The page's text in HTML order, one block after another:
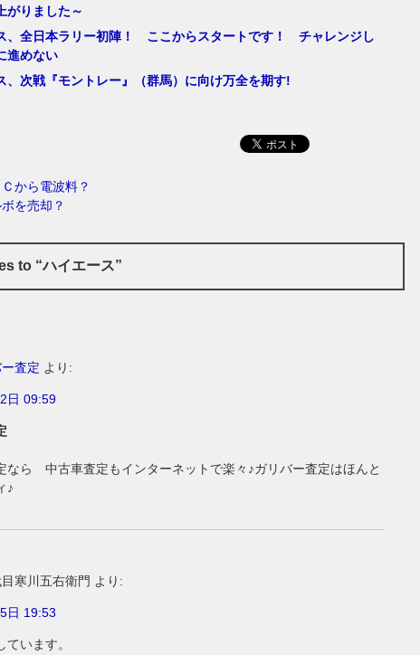
がりました～
、全日本ラリー初陣！ ここからスタートです！ チャレンジし
進めない
、次戦『モントレー』（群馬）に向け万全を期す!
から電波料？
を売却？
to “ハイエース”
査定 より:
日 09:59
なら 中古車査定もインターネットで楽々♪ガリバー査定はほんと
♪
寒川五右衛門 より:
日 19:53
ています。